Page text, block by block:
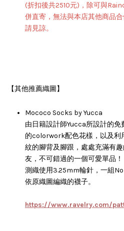
(折扣後共2510元)，除可與
併直寄，無法與本店其他商品
請見諒。
【其他推薦織圖】
Mococo Socks by Yucca
由日籍設計師Yucca所設計的
的colorwork配色花樣，以及利
紋的腳背及腳跟，處處充滿有
友，不可錯過的一個可愛單品！
測織使用3.25mm輪針，一組
依原織圖編織的襪子。
https://www.ravelry.com/